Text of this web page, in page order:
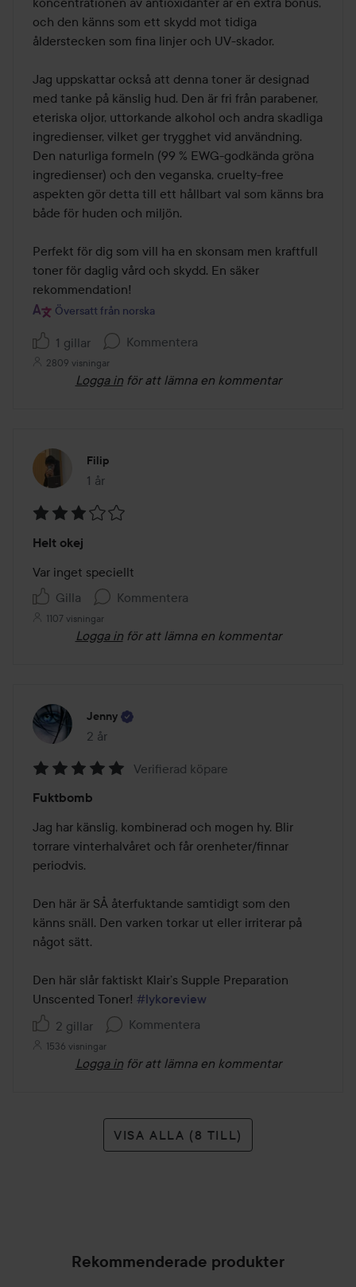
och den känns som ett skydd mot tidiga
ålderstecken som fina linjer och UV-skador.
Jag uppskattar också att denna toner är designad
med tanke på känslig hud. Den är fri från parabener,
eteriska oljor, uttorkande alkohol och andra skadliga
ingredienser, vilket ger trygghet vid användning.
Den naturliga formeln (99 % EWG-godkända gröna
ingredienser) och den veganska, cruelty-free
aspekten gör detta till ett hållbart val som känns bra
både för huden och miljön.
Perfekt för dig som vill ha en skonsam men kraftfull
toner för daglig vård och skydd. En säker
rekommendation!
Översatt från norska
1 gillar Kommentera
2809 visningar
Logga in för att lämna en kommentar
Filip
1 år
Inlägget skapades 1 år
3
av
5
Helt okej
Var inget speciellt
Gilla
Kommentera
1107 visningar
Logga in för att lämna en kommentar
Jenny
2 år
Inlägget skapades 2 år
5
av
5
Verifierad köpare
Fuktbomb
Jag har känslig, kombinerad och mogen hy. Blir
torrare vinterhalvåret och får orenheter/finnar
periodvis.
Den här är SÅ återfuktande samtidigt som den
känns snäll. Den varken torkar ut eller irriterar på
något sätt.
Den här slår faktiskt Klair’s Supple Preparation
Unscented Toner! #lykoreview
2 gillar
Kommentera
1536 visningar
Logga in för att lämna en kommentar
VISA ALLA (8 TILL)
Rekommenderade produkter